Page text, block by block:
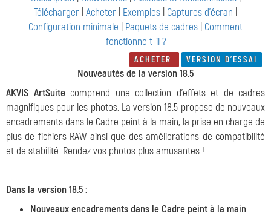
Télécharger Acheter Exemples Captures d'écran
Configuration minimale
Paquets de cadres Comment
fonctionne t-il ?
ACHETER VERSION D'ESSAI
Nouveautés de la version 18.5
AKVIS ArtSuitecomprend une collection d'effets et de cadres
magnifiques pour les photos. La version 18.5 propose de nouveaux
encadrements dans le Сadre peint à la main, la prise en charge de
plus de fichiers RAW ainsi que des améliorations de compatibilité
et de stabilité. Rendez vos photos plus amusantes !
Dans la version 18.5 :
Nouveaux encadrements dans le Cadre peint à la main